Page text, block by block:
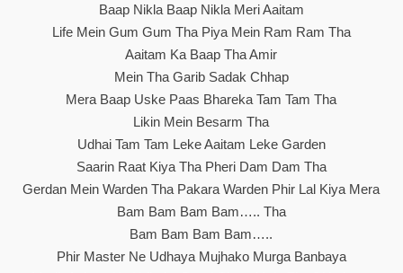
Baap Nikla Baap Nikla Meri Aaitam
Life Mein Gum Gum Tha Piya Mein Ram Ram Tha
Aaitam Ka Baap Tha Amir
Mein Tha Garib Sadak Chhap
Mera Baap Uske Paas Bhareka Tam Tam Tha
Likin Mein Besarm Tha
Udhai Tam Tam Leke Aaitam Leke Garden
Saarin Raat Kiya Tha Pheri Dam Dam Tha
Gerdan Mein Warden Tha Pakara Warden Phir Lal Kiya Mera
Bam Bam Bam Bam….. Tha
Bam Bam Bam Bam…..
Phir Master Ne Udhaya Mujhako Murga Banbaya